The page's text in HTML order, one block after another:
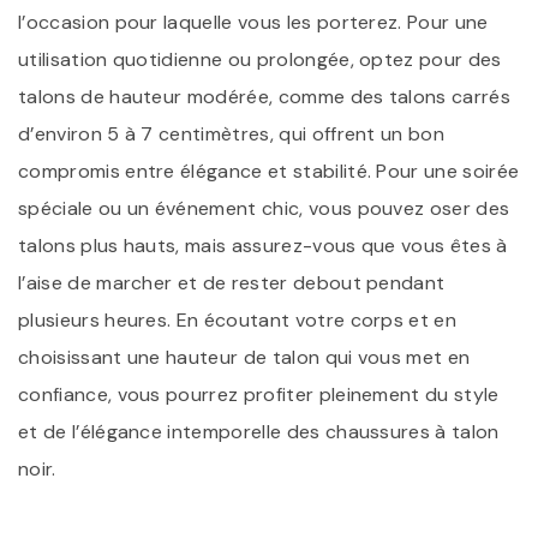
l’occasion pour laquelle vous les porterez. Pour une
utilisation quotidienne ou prolongée, optez pour des
talons de hauteur modérée, comme des talons carrés
d’environ 5 à 7 centimètres, qui offrent un bon
compromis entre élégance et stabilité. Pour une soirée
spéciale ou un événement chic, vous pouvez oser des
talons plus hauts, mais assurez-vous que vous êtes à
l’aise de marcher et de rester debout pendant
plusieurs heures. En écoutant votre corps et en
choisissant une hauteur de talon qui vous met en
confiance, vous pourrez profiter pleinement du style
et de l’élégance intemporelle des chaussures à talon
noir.